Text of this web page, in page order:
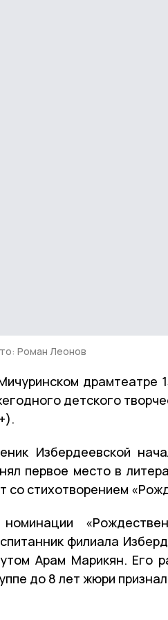
Роман Леонов
драмтеатре
детского
Избердеевской
первое место в
со стихотворением
филиала
Арам Марикян. Его
до 8 лет жюри